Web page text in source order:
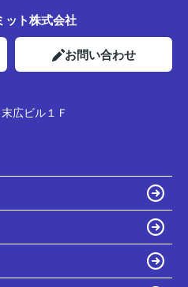
ット株式会社
お問い合わせ
広ビル１Ｆ